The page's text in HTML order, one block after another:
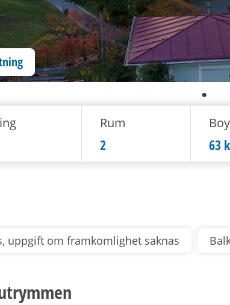
Rum
2 63
uppgift om framkomlighet saknas